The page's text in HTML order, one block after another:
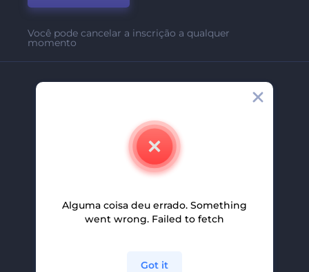
Você pode cancelar a inscrição a qualquer
momento
Contate-Nos
Carreiras
Programa De Afiliados
Alguma coisa deu errado. Something
went wrong. Failed to fetch
Got it